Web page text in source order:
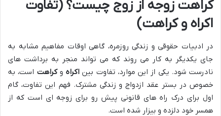
کراهت زوجه از زوج چیست؟ (تفاوت
اکراه و کراهت)
در ادبیات حقوقی و زندگی روزمره، گاهی اوقات مفاهیم مشابه به
جای یکدیگر به کار می روند که می تواند منجر به برداشت های
نادرست شود. یکی از این موارد، تفاوت بین اکراه وکراهت است، به
خصوص در بستر عقد ازدواج و زندگی مشترک. فهم این تفاوت، گام
اول برای درک راه های قانونی پیش رو برای زوجه ای است که از
همسر خود دلزده و بیزار شده است.